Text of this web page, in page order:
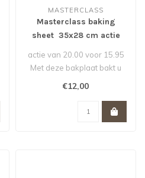
MASTERCLASS
Masterclass baking
sheet 35x28 cm actie
actie van 20.00 voor 15.95
Met deze bakplaat bakt u
de lekkerste en koekjes, b..
€12,00